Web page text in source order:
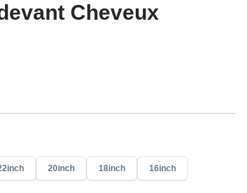
Cheveux
20inch 18inch 16inch